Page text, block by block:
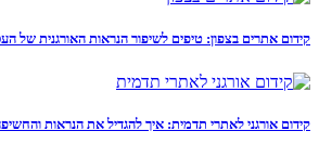
קידום אתרים בצפון: טיפים לשיפור הנראות האורגנית של
קידום אורגני לאתרי תדמית: איך להגדיל את הנראות